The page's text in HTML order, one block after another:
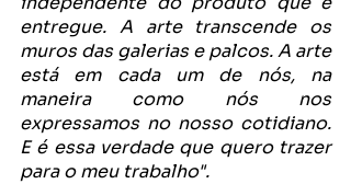
entregue. A arte transcende os
muros das galerias e palcos. A arte
está em cada um de nós, na
maneira como nós nos
expressamos no nosso cotidiano.
E é essa verdade que quero trazer
para o meu trabalho".